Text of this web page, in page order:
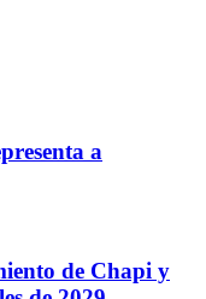
a
de Chapi y